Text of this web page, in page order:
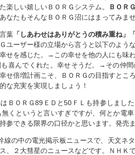
楽しい嬉しいＢＯＲＧシステム。
ＢＯＲ
あなたもそんなＢＯＲＧ沼にはまってみま
葉 「しあわせはありがとうの積み重ね」
ユーザー様の立場から言うと以下のよう
せを感じた。→この幸せを他の人にも味
喜んでくれた。幸せそうだ。→その仲
せ倍増計画こそ、ＢＯＲＧの目指すとこ
な充実を実現しましょう！
ＢＯＲＧ89ＥＤと50ＦＬも持参しまし
くというと言いすぎですが、何とか電
参できる限界の口径かと思います。発売
の中の電光掲示板ニュースで、天文ネ
、２大彗星のニュースなどです。ＮＨＫ